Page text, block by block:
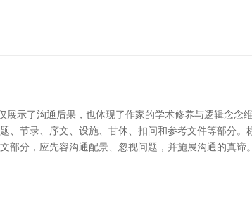
示了沟通后果，也体现了作家的学术修养与逻辑念念
节录、序文、设施、甘休、扣问和参考文件等部分。
部分，应先容沟通配景、忽视问题，并施展沟通的真